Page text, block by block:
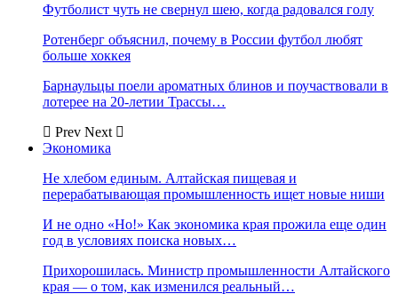
Футболист чуть не свернул шею, когда радовался голу
Ротенберг объяснил, почему в России футбол любят
больше хоккея
Барнаульцы поели ароматных блинов и поучаствовали в
лотерее на 20-летии Трассы…
Prev Next
Экономика
Не хлебом единым. Алтайская пищевая и
перерабатывающая промышленность ищет новые ниши
И не одно «Но!» Как экономика края прожила еще один
год в условиях поиска новых…
Прихорошилась. Министр промышленности Алтайского
края — о том, как изменился реальный…